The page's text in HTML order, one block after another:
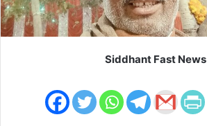
Siddhant Fast News